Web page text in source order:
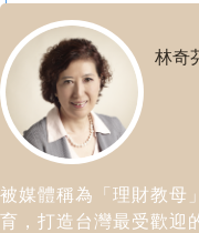
林奇
被媒體稱為「理財教母
育，打造台灣最受歡迎